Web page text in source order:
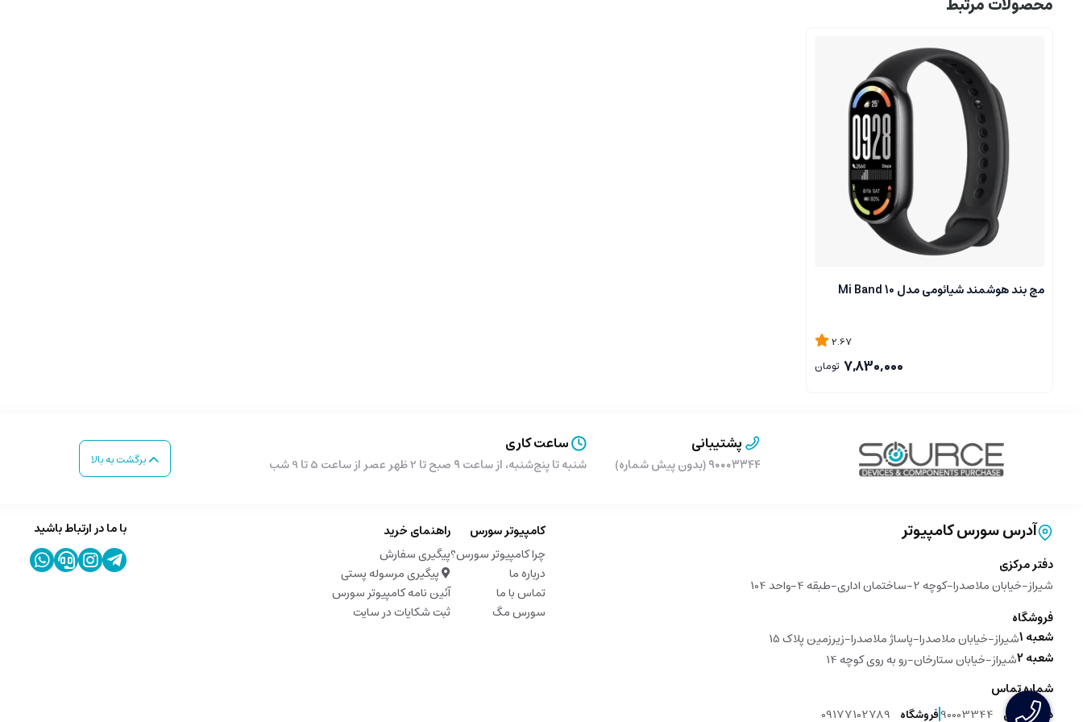
مچ بند هوشمند شیائومی مدل Mi Band 10
2.67
7,830,000 تومان
پشتیبانی
۹۰۰۰۳۳۴۴ (بدون پیش شماره)
ساعت کاری
شنبه تا پنج‌شنبه، از ساعت ۹ صبح تا 2 ظهر عصر از ساعت 5 تا 9 شب برگشت به بالا
آدرس سورس کامپیوتر
دفتر مرکزی
شیراز-خیابان ملاصدرا-کوچه 2-ساختمان اداری-طبقه 4-واحد 104
فروشگاه
شعبه 1 شیراز-خیابان ملاصدرا-پاساژ ملاصدرا-زیرزمین پلاک 15
شعبه 2 شیراز-خیابان ستارخان-رو به روی کوچه 14
شماره تماس
دفتر مرکزی 90003344فروشگاه 09177102789
کامپیوتر سورس
چرا کامپیوتر سورس؟
درباره ما
تماس با ما
سورس مگ
راهنمای خرید
پیگیری سفارش
پیگیری مرسوله پستی
آئین نامه کامپیوتر سورس
ثبت شکایات در سایت
با ما در ارتباط باشید